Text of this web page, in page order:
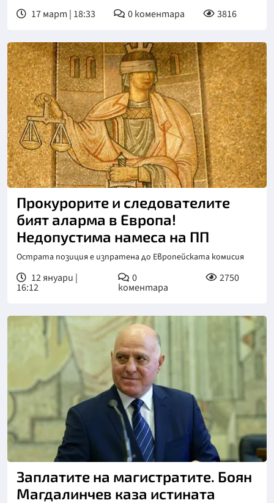
17 март | 18:33 0коментара 3816
Прокурорите и следователите
бият аларма в Европа!
Недопустима намеса на ПП
Острата позиция е изпратена до Европейската комисия
12 януари |
16:12
0
коментара
2750
Заплатите на магистратите. Боян
Магдалинчев каза истината